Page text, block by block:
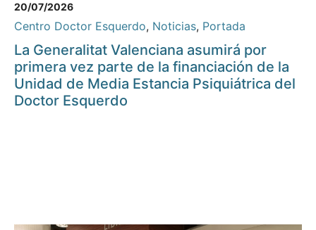
20/07/2026
Centro Doctor Esquerdo, Noticias, Portada
La Generalitat Valenciana asumirá por
primera vez parte de la financiación de la
Unidad de Media Estancia Psiquiátrica del
Doctor Esquerdo